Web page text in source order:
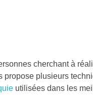
cherchant à
plusieurs
utilisées dans les